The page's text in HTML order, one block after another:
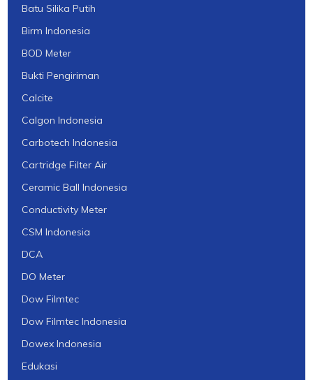
Batu Silika Putih
Birm Indonesia
BOD Meter
Bukti Pengiriman
Calcite
Calgon Indonesia
Carbotech Indonesia
Cartridge Filter Air
Ceramic Ball Indonesia
Conductivity Meter
CSM Indonesia
DCA
DO Meter
Dow Filmtec
Dow Filmtec Indonesia
Dowex Indonesia
Edukasi